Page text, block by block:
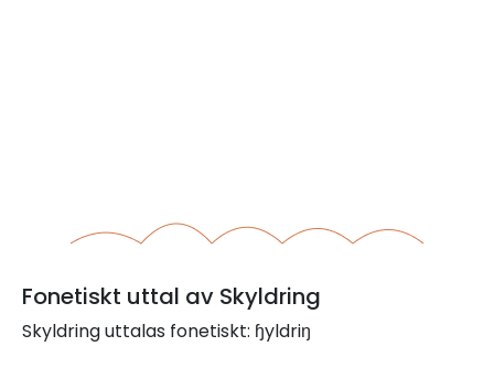
Fonetiskt uttal av Skyldring
Skyldring uttalas fonetiskt: ɧyldriŋ